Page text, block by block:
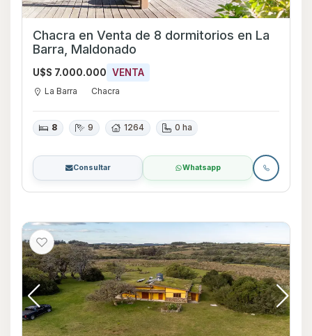
Chacra en Venta de 8 dormitorios en La
Barra, Maldonado
U$S 7.000.000 VENTA
La Barra Chacra
8 9 1264 0 ha
Consultar Whatsapp